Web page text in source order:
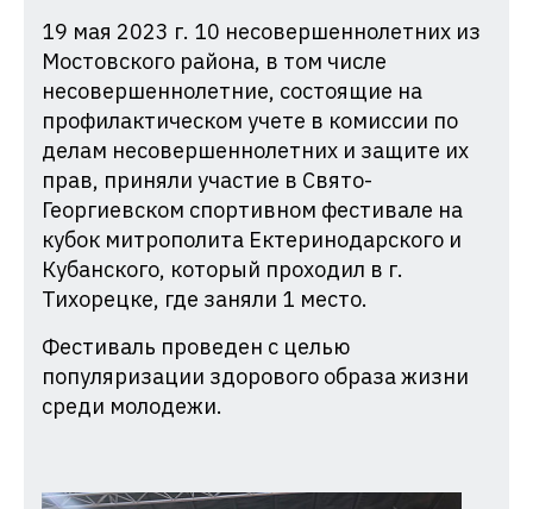
прав
при
Администрации
Краснодарского
края
19 мая 2023 г. 10 несовершеннолетних из
Мостовского района, в том числе
несовершеннолетние, состоящие на
профилактическом учете в комиссии по
делам несовершеннолетних и защите их
прав, приняли участие в Свято-
Георгиевском спортивном фестивале на
кубок митрополита Ектеринодарского и
Кубанского, который проходил в г.
Тихорецке, где заняли 1 место.
Фестиваль проведен с целью
популяризации здорового образа жизни
среди молодежи.